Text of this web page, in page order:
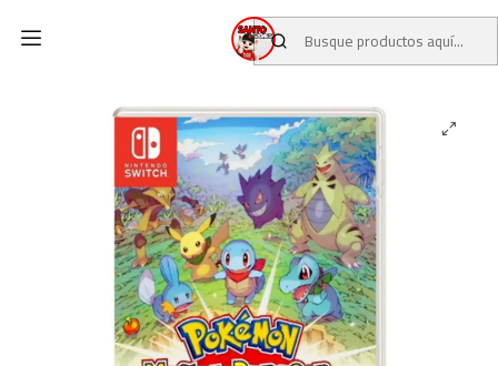
JUEGOS USADOS JUEGOS NINTENDO SWITCH
Pokémon Mystery Dungeon™: Rescue Team DX